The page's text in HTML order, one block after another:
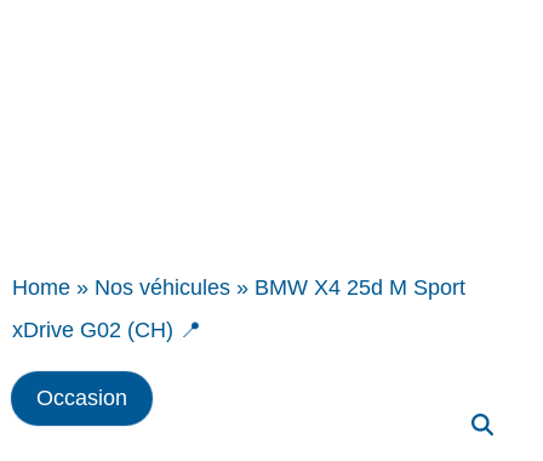
Home » Nos véhicules » BMW X4 25d M Sport
xDrive G02 (CH) 📍
Occasion